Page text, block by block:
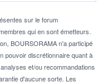
sur le forum
qui en sont émetteurs.
BOURSORAMA n'a participé
pouvoir discrétionnaire quant à
et/ou recommandations
d'aucune sorte. Les